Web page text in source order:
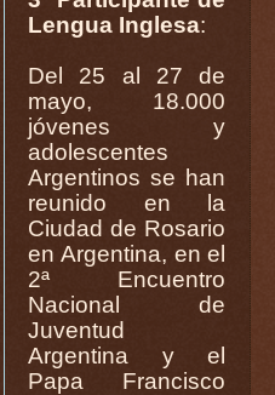
Lengua Inglesa:
Del 25 al 27 de
mayo, 18.000
jóvenes y
adolescentes
Argentinos se han
reunido en la
Ciudad de Rosario
en Argentina, en el
2ª Encuentro
Nacional de
Juventud
Argentina y el
Papa Francisco